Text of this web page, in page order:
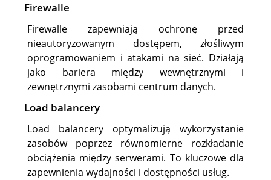
Firewalle
Firewalle zapewniają ochronę przed
nieautoryzowanym dostępem, złośliwym
oprogramowaniem i atakami na sieć. Działają
jako bariera między wewnętrznymi i
zewnętrznymi zasobami centrum danych.
Load balancery
Load balancery optymalizują wykorzystanie
zasobów poprzez równomierne rozkładanie
obciążenia między serwerami. To kluczowe dla
zapewnienia wydajności i dostępności usług.